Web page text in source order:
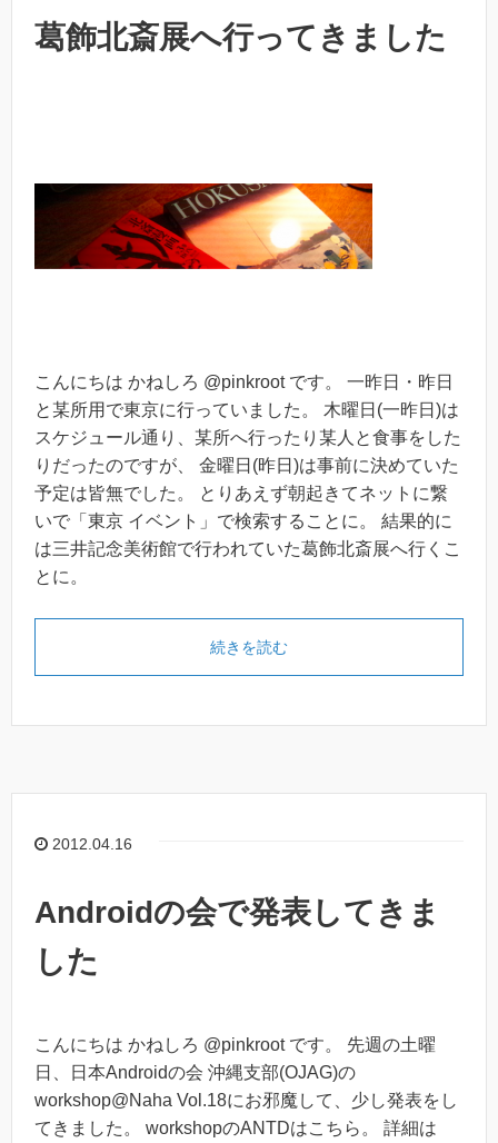
葛飾北斎展へ行ってきました
こんにちは かねしろ @pinkroot です。 一昨日・昨日
と某所用で東京に行っていました。 木曜日(一昨日)は
スケジュール通り、某所へ行ったり某人と食事をした
りだったのですが、 金曜日(昨日)は事前に決めていた
予定は皆無でした。 とりあえず朝起きてネットに繋
いで「東京 イベント」で検索することに。 結果的に
は三井記念美術館で行われていた葛飾北斎展へ行くこ
とに。
続きを読む
2012.04.16
Androidの会で発表してきま
した
こんにちは かねしろ @pinkroot です。 先週の土曜
日、日本Androidの会 沖縄支部(OJAG)の
workshop@Naha Vol.18にお邪魔して、少し発表をし
てきました。 workshopのANTDはこちら。 詳細は